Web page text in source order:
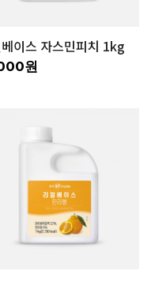
이스 자스민피치 1kg
원